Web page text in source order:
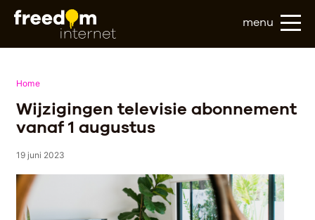
menu
Home
Wijzigingen televisie abonnement
vanaf 1 augustus
19 juni 2023